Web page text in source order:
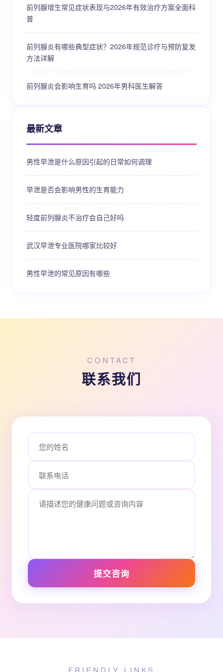
前列腺增生常见症状表现与2026年有效治疗方案全面科
普
前列腺炎有哪些典型症状？2026年规范诊疗与预防复发
方法详解
前列腺炎会影响生育吗 2026年男科医生解答
最新文章
男性早泄是什么原因引起的日常如何调理
早泄是否会影响男性的生育能力
轻度前列腺炎不治疗会自己好吗
武汉早泄专业医院哪家比较好
男性早泄的常见原因有哪些
CONTACT
联系我们
提交咨询
FRIENDLY LINKS